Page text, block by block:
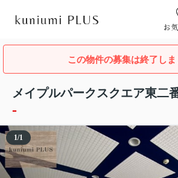
お
この物件の募集は終了しま
メイプルパークスクエア東二
-
1/1